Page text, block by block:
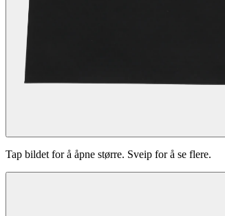
Tap bildet for å åpne større. Sveip for å se flere.